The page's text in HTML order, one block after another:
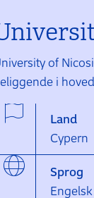
of
i
Land
Cypern
Sprog
Engelsk